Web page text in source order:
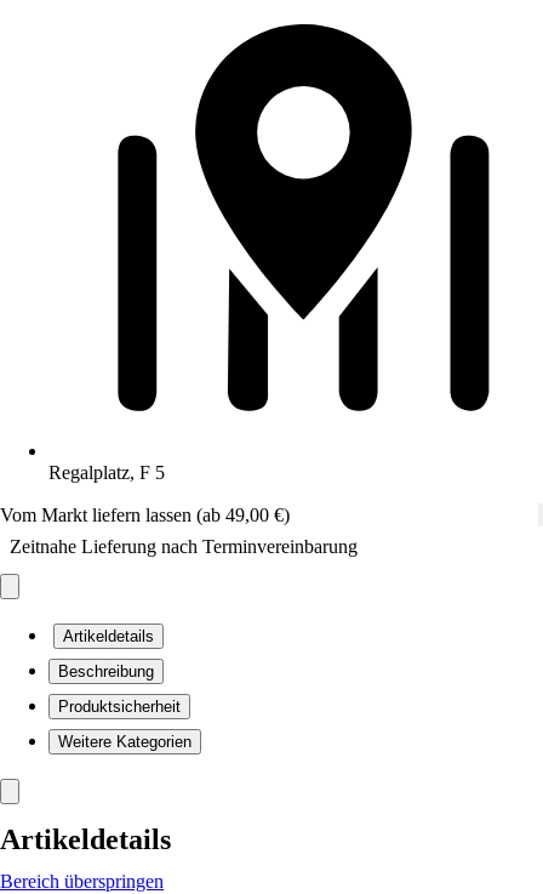
Regalplatz, F 5
Vom Markt liefern lassen (ab 49,00 €)
Zeitnahe Lieferung nach Terminvereinbarung
Artikeldetails
Beschreibung
Produktsicherheit
Weitere Kategorien
Artikeldetails
Bereich überspringen